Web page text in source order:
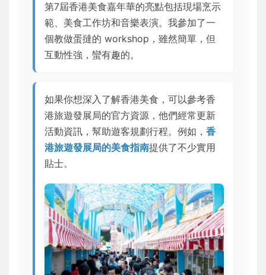
第7屆香港美食嘉年華的亮點包括現場烹示
範、美食工作坊和音樂表演。我參加了一
個教做蛋撻的 workshop，雖然簡單，但
互動性強，蠻有趣的。
如果你想深入了解香港美食，可以參考香
港旅遊發展局的官方資源，他們經常更新
活動資訊，幫助遊客規劃行程。例如， 香
港旅遊發展局的美食指南提供了不少實用
貼士。